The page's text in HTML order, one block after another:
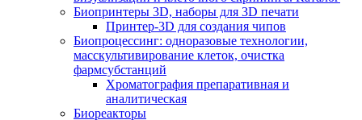
Биопринтеры 3D, наборы для 3D печати
Принтер-3D для создания чипов
Биопроцессинг: одноразовые технологии,
масскультивирование клеток, очистка
фармсубстанций
Хроматография препаративная и
аналитическая
Биореакторы